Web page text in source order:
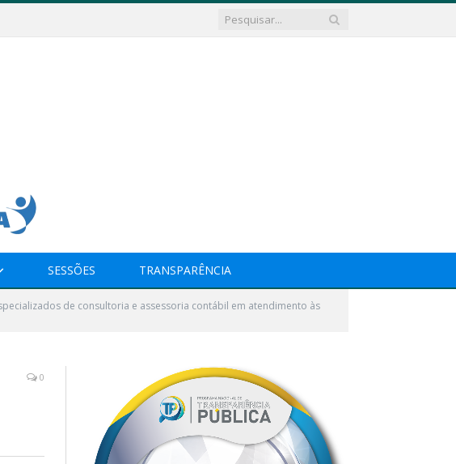
SESSÕES TRANSPARÊNCIA
de consultoria e assessoria contábil em atendimento às
0